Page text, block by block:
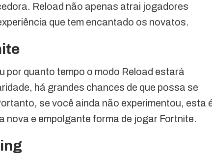
Reload não apenas atrai jogadores
que tem encantado os novatos.
por quanto tempo o modo Reload estará
há grandes chances de que possa se
se você ainda não experimentou, esta
nova e empolgante forma de jogar Fortnite.